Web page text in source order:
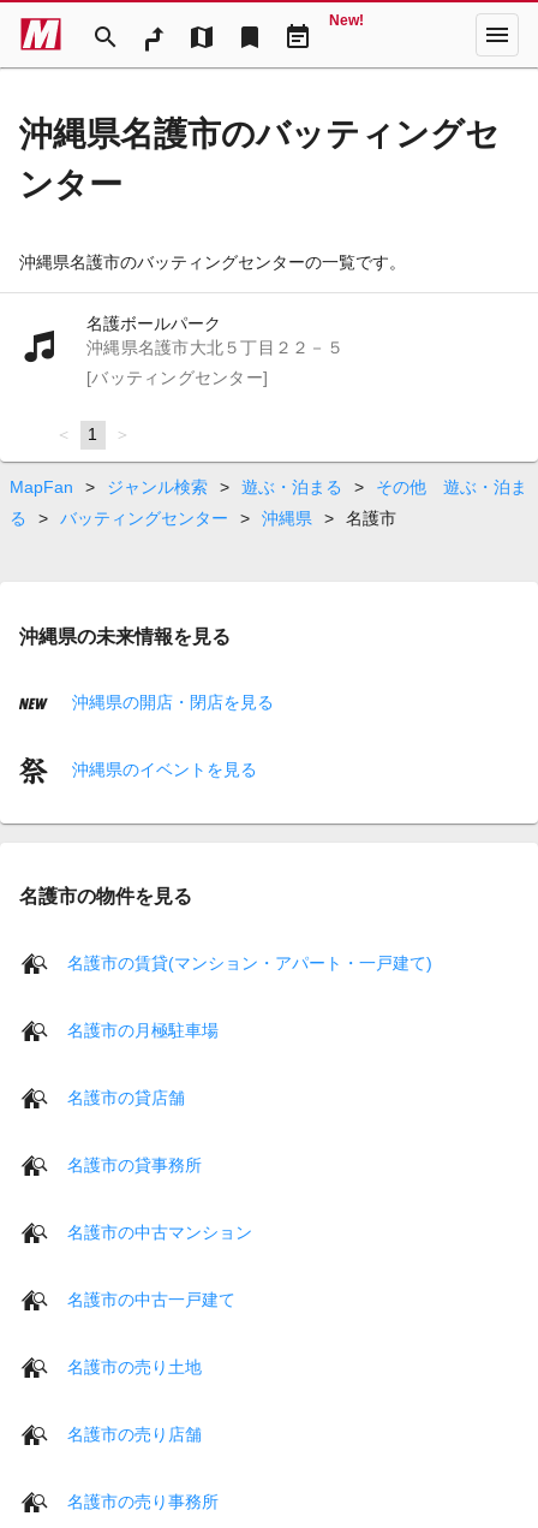
search map bookmark event_note
New! menu
沖縄県名護市のバッティングセ
ンター
沖縄県名護市のバッティングセンターの一覧です。
名護ボールパーク
沖縄県名護市大北５丁目２２－５
[バッティングセンター]
page
You're
on
page
1 page
MapFan > ジャンル検索 > 遊ぶ・泊まる >
その他 遊ぶ・泊ま
る
> バッティングセンター > 沖縄県 > 名護市
沖縄県の未来情報を見る
沖縄県の開店・閉店を見る
沖縄県のイベントを見る
名護市の物件を見る
名護市の賃貸(マンション・アパート・一戸建て)
名護市の月極駐車場
名護市の貸店舗
名護市の貸事務所
名護市の中古マンション
名護市の中古一戸建て
名護市の売り土地
名護市の売り店舗
名護市の売り事務所